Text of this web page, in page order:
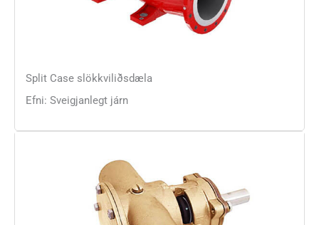
Split Case slökkviliðsdæla
Efni: Sveigjanlegt járn